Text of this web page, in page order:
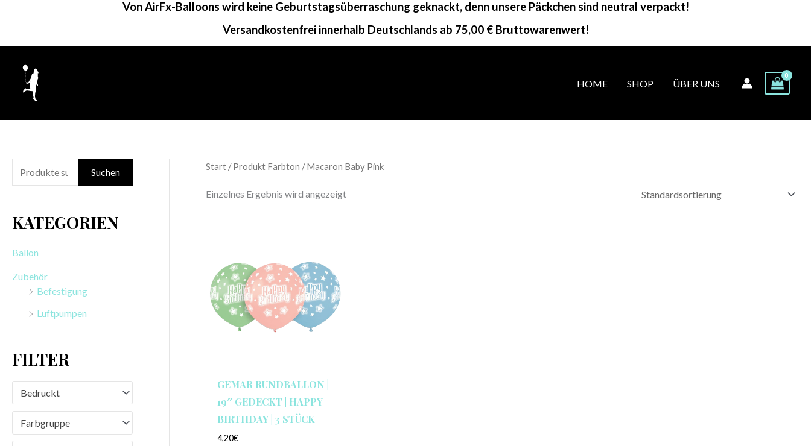
springen
Von AirFx-Balloons wird keine Geburtstagsüberraschung geknackt, denn unsere Päckchen sind neutral verpackt!
Versandkostenfrei innerhalb Deutschlands ab 75,00 € Bruttowarenwert!
HOME SHOP ÜBER UNS
u
h
n
Suchen
KATEGORIEN
Ballon
Zubehör
Befestigung
Luftpumpen
FILTER
Bedruckt
Farbgruppe
Start/ Produkt Farbton / Macaron Baby Pink
Einzelnes Ergebnis wird angezeigt
GEMAR RUNDBALLON |
19″ GEDECKT | HAPPY
BIRTHDAY | 3 STÜCK
4,20€